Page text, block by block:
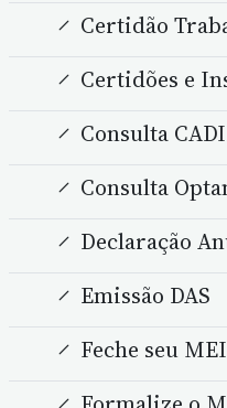
Certidão
Certidões e
Consulta
Consulta
Declaração
Emissão DAS
Feche seu MEI